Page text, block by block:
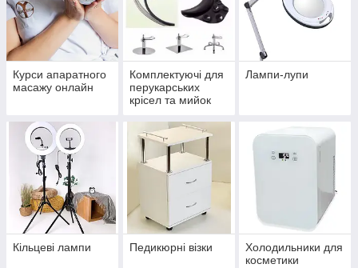
Курси апаратного
масажу онлайн
Комплектуючі для
перукарських
крісел та мийок
Лампи-лупи
Кільцеві лампи Педикюрні візки
Холодильники для
косметики